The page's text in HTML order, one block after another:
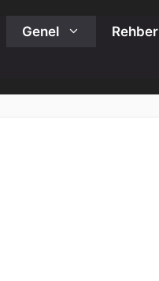
Genel Rehber